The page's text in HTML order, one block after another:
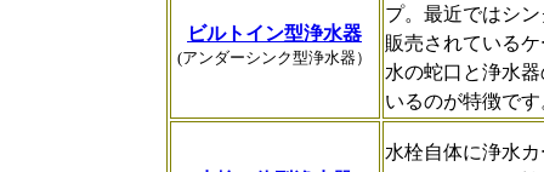
ビルトイン型浄水器
(アンダーシンク型浄水器）
プ。最近ではシ
販売されている
水の蛇口と浄水
いるのが特徴です
水栓自体に浄水